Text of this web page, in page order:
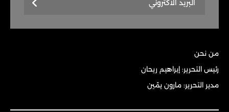
من نحن
رئيس التحرير: إبراهيم ريحان
مدير التحرير: مارون يمّين